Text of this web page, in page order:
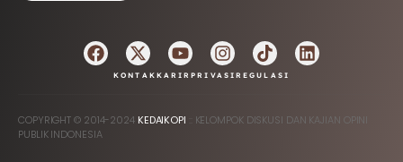
KONTAK KARIRPRIVASI REGULASI
COPYRIGHT © 2014-2024 KEDAIKOPI :: KELOMPOK DISKUSI DAN KAJIAN OPINI
PUBLIK INDONESIA